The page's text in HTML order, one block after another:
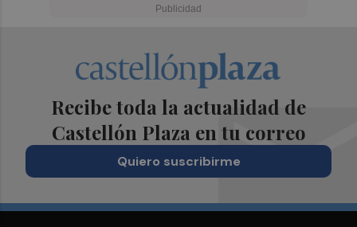
Recibe toda la actualidad de
Castellón Plaza en tu correo
Quiero suscribirme